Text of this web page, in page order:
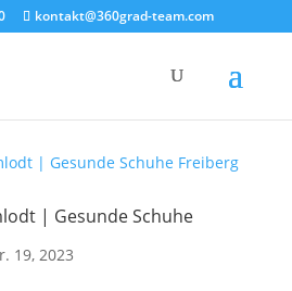
kontakt@360grad-team.com
| Gesunde Schuhe
19, 2023